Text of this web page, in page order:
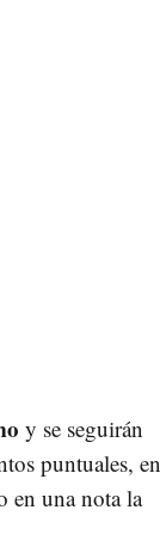
y se seguirán
puntuales, en
en una nota la